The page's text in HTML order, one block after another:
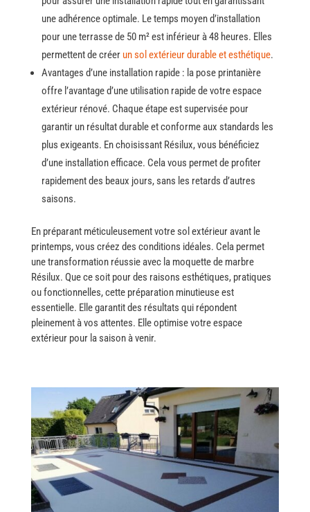
une adhérence optimale. Le temps moyen d’installation
pour une terrasse de 50 m² est inférieur à 48 heures. Elles
permettent de créer un sol extérieur durable et esthétique.
Avantages d’une installation rapide : la pose printanière
offre l’avantage d’une utilisation rapide de votre espace
extérieur rénové. Chaque étape est supervisée pour
garantir un résultat durable et conforme aux standards les
plus exigeants. En choisissant Résilux, vous bénéficiez
d’une installation efficace. Cela vous permet de profiter
rapidement des beaux jours, sans les retards d’autres
saisons.
En préparant méticuleusement votre sol extérieur avant le
printemps, vous créez des conditions idéales. Cela permet
une transformation réussie avec la moquette de marbre
Résilux. Que ce soit pour des raisons esthétiques, pratiques
ou fonctionnelles, cette préparation minutieuse est
essentielle. Elle garantit des résultats qui répondent
pleinement à vos attentes. Elle optimise votre espace
extérieur pour la saison à venir.